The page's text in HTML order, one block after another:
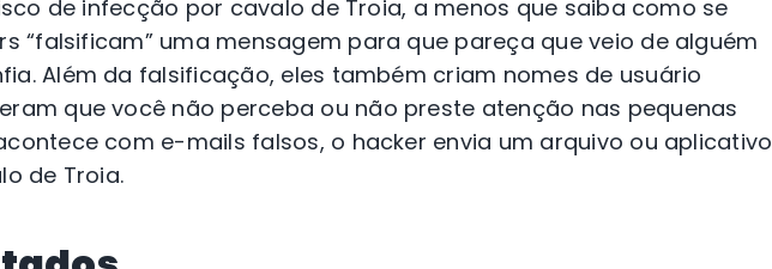
de infecção por cavalo de Troia, a menos que saiba como se
“falsificam” uma mensagem para que pareça que veio de alguém
Além da falsificação, eles também criam nomes de usuário
que você não perceba ou não preste atenção nas pequenas
com e-mails falsos, o hacker envia um arquivo ou aplicativo
de Troia.